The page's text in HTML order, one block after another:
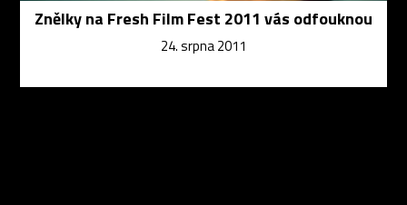
Znělky na Fresh Film Fest 2011 vás odfouknou
24. srpna 2011